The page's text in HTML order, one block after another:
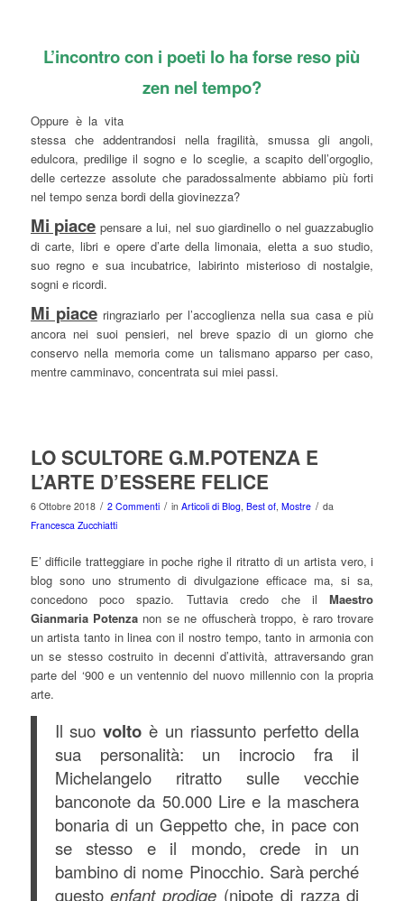
L’incontro con i poeti lo ha forse reso più
zen nel tempo?
Oppure è la vita
stessa che addentrandosi nella fragilità, smussa gli angoli,
edulcora, predilige il sogno e lo sceglie, a scapito dell’orgoglio,
delle certezze assolute che paradossalmente abbiamo più forti
nel tempo senza bordi della giovinezza?
Mi piace pensare a lui, nel suo giardinello o nel guazzabuglio
di carte, libri e opere d’arte della limonaia, eletta a suo studio,
suo regno e sua incubatrice, labirinto misterioso di nostalgie,
sogni e ricordi.
Mi piaceringraziarlo per l’accoglienza nella sua casa e più
ancora nei suoi pensieri, nel breve spazio di un giorno che
conservo nella memoria come un talismano apparso per caso,
mentre camminavo, concentrata sui miei passi.
LO SCULTORE G.M.POTENZA E
L’ARTE D’ESSERE FELICE
6 Ottobre 2018 / 2 Commenti / in Articoli di Blog, Best of, Mostre / da
Francesca Zucchiatti
E’ difficile tratteggiare in poche righe il ritratto di un artista vero, i
blog sono uno strumento di divulgazione efficace ma, si sa,
concedono poco spazio. Tuttavia credo che ilMaestro
Gianmaria Potenza non se ne offuscherà troppo, è raro trovare
un artista tanto in linea con il nostro tempo, tanto in armonia con
un se stesso costruito in decenni d’attività, attraversando gran
parte del ‘900 e un ventennio del nuovo millennio con la propria
arte.
Il suovolto è un riassunto perfetto della
sua personalità: un incrocio fra il
Michelangelo ritratto sulle vecchie
banconote da 50.000 Lire e la maschera
bonaria di un Geppetto che, in pace con
se stesso e il mondo, crede in un
bambino di nome Pinocchio. Sarà perché
questoenfant prodige (nipote di razza di